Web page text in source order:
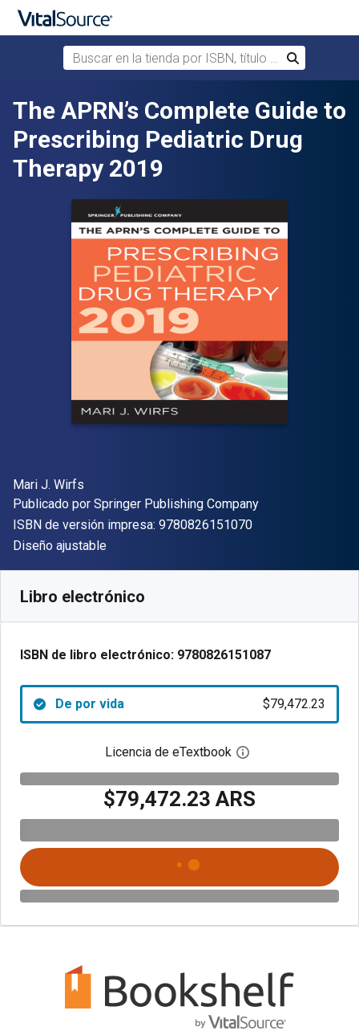
Saltar al contenido principal
Buscar en la tienda por ISBN, título o autor
Buscar
The APRN’s Complete Guide to
Prescribing Pediatric Drug
Therapy 2019
Autor(es)
Mari J. Wirfs
Editor
Publicado por Springer Publishing Company
ISBN de versión impresa: 9780826151070"ISBN-13
Formato
Diseño ajustable
Libro electrónico
ISBN de libro electrónico: 9780826151087
De por vida $79,472.23
Licencia de eTextbook Abre el cuadro de
$79,472.23 ARS